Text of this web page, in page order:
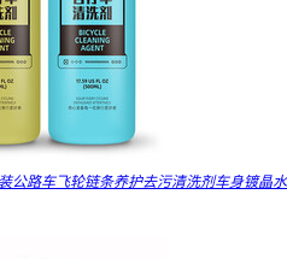
公路车飞轮链条养护去污清洗剂车身镀晶水